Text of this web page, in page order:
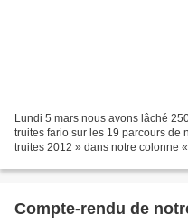
Lundi 5 mars nous avons lâché
truites fario sur les 19 parcours de
truites 2012 » dans notre colonne
Compte-rendu de